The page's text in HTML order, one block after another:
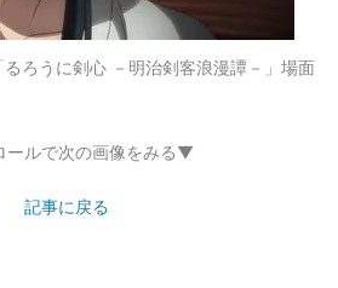
るろうに剣心 －明治剣客浪漫譚－」場面
ルで次の画像をみる▼
記事に戻る